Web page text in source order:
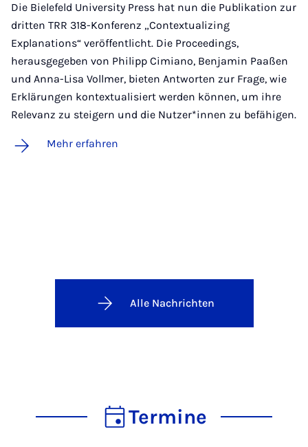
Die Bielefeld University Press hat nun die Publikation zur
dritten TRR 318-Konferenz „Contextualizing
Explanations“ veröffentlicht. Die Proceedings,
herausgegeben von Philipp Cimiano, Benjamin Paaßen
und Anna-Lisa Vollmer, bieten Antworten zur Frage, wie
Erklärungen kontextualisiert werden können, um ihre
Relevanz zu steigern und die Nutzer*innen zu befähigen.
Mehr erfahren
Alle Nachrichten
Termine